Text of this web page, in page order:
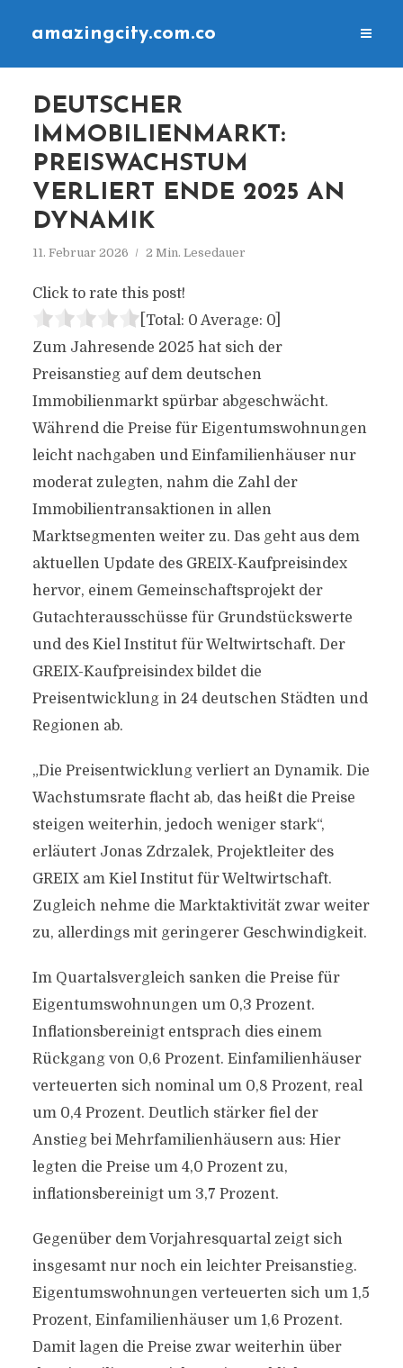
amazingcity.com.co
DEUTSCHER
IMMOBILIENMARKT:
PREISWACHSTUM
VERLIERT ENDE 2025 AN
DYNAMIK
11. Februar 2026 2 Min. Lesedauer
Click to rate this post!
[Total: 0 Average: 0]
Zum Jahresende 2025 hat sich der
Preisanstieg auf dem deutschen
Immobilienmarkt spürbar abgeschwächt.
Während die Preise für Eigentumswohnungen
leicht nachgaben und Einfamilienhäuser nur
moderat zulegten, nahm die Zahl der
Immobilientransaktionen in allen
Marktsegmenten weiter zu. Das geht aus dem
aktuellen Update des GREIX-Kaufpreisindex
hervor, einem Gemeinschaftsprojekt der
Gutachterausschüsse für Grundstückswerte
und des Kiel Institut für Weltwirtschaft. Der
GREIX-Kaufpreisindex bildet die
Preisentwicklung in 24 deutschen Städten und
Regionen ab.
„Die Preisentwicklung verliert an Dynamik. Die
Wachstumsrate flacht ab, das heißt die Preise
steigen weiterhin, jedoch weniger stark“,
erläutert Jonas Zdrzalek, Projektleiter des
GREIX am Kiel Institut für Weltwirtschaft.
Zugleich nehme die Marktaktivität zwar weiter
zu, allerdings mit geringerer Geschwindigkeit.
Im Quartalsvergleich sanken die Preise für
Eigentumswohnungen um 0,3 Prozent.
Inflationsbereinigt entsprach dies einem
Rückgang von 0,6 Prozent. Einfamilienhäuser
verteuerten sich nominal um 0,8 Prozent, real
um 0,4 Prozent. Deutlich stärker fiel der
Anstieg bei Mehrfamilienhäusern aus: Hier
legten die Preise um 4,0 Prozent zu,
inflationsbereinigt um 3,7 Prozent.
Gegenüber dem Vorjahresquartal zeigt sich
insgesamt nur noch ein leichter Preisanstieg.
Eigentumswohnungen verteuerten sich um 1,5
Prozent, Einfamilienhäuser um 1,6 Prozent.
Damit lagen die Preise zwar weiterhin über